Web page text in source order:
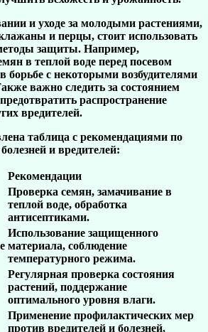
и уходе за молодыми растениями,
и перцы, стоит использовать
защиты. Например,
в теплой воде перед посевом
борьбе с некоторыми возбудителями
важно следить за состоянием
распространение
вредителей.
таблица с рекомендациями по
и вредителей:
Рекомендации
Проверка семян, замачивание в
теплой воде, обработка
антисептиками.
Использование защищенного
материала, соблюдение
температурного режима.
Регулярная проверка состояния
растений, поддержание
оптимального уровня влаги.
Применение профилактических мер
против вредителей и болезней,